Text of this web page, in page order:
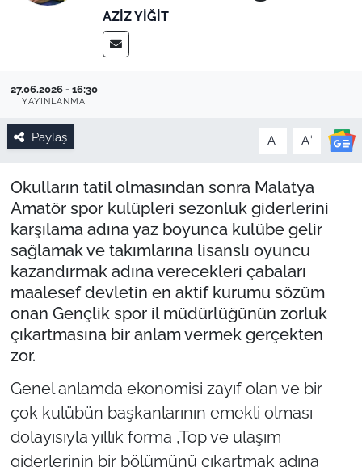
AZIZ YIĞIT
27.06.2026 - 16:30
YAYINLANMA
Paylaş A- A+
Okulların tatil olmasından sonra Malatya
Amatör spor kulüpleri sezonluk giderlerini
karşılama adına yaz boyunca kulübe gelir
sağlamak ve takımlarına lisanslı oyuncu
kazandırmak adına verecekleri çabaları
maalesef devletin en aktif kurumu sözüm
onan Gençlik spor il müdürlüğünün zorluk
çıkartmasına bir anlam vermek gerçekten
zor.
Genel anlamda ekonomisi zayıf olan ve bir
çok kulübün başkanlarının emekli olması
dolayısıyla yıllık forma ,Top ve ulaşım
giderlerinin bir bölümünü çıkartmak adına